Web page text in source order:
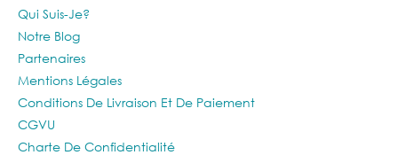
Qui Suis-Je?
Notre Blog
Partenaires
Mentions Légales
Conditions De Livraison Et De Paiement
CGVU
Charte De Confidentialité